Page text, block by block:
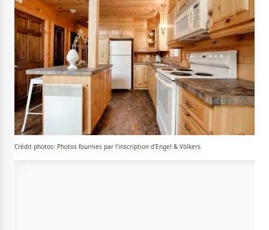
Crédit photos: Photos fournies par l'inscription d'Engel & Völkers.